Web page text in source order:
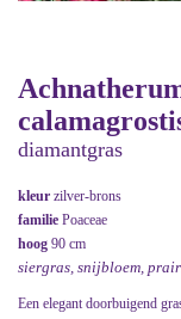
diamantgras
kleur zilver-brons
familie Poaceae
hoog 90 cm
siergras, snijbloem,
Een elegant doorbuigend